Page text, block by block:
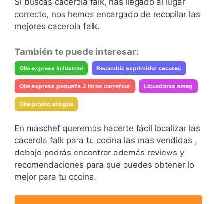
Si buscas cacerola falk, has llegado al lugar
correcto, nos hemos encargado de recopilar las
mejores cacerola falk.
También te puede interesar:
Olla express industrial Recambio exprimidor cecotec
Olla express pequeña 2 litros carrefour Licuadoras smeg
Olla pronto antigua
En maschef queremos hacerte fácil localizar las
cacerola falk para tu cocina las mas vendidas ,
debajo podrás encontrar además reviews y
recomendaciones para que puedes obtener lo
mejor para tu cocina.